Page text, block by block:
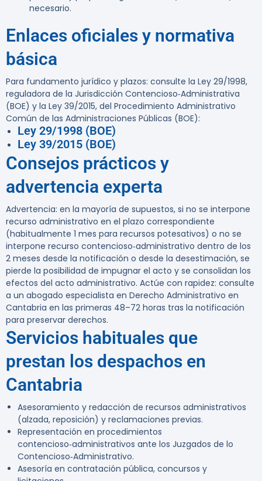
necesario.
Enlaces oficiales y normativa
básica
Para fundamento jurídico y plazos: consulte la Ley 29/1998,
reguladora de la Jurisdicción Contencioso‑Administrativa
(BOE) y la Ley 39/2015, del Procedimiento Administrativo
Común de las Administraciones Públicas (BOE):
Ley 29/1998 (BOE)
Ley 39/2015 (BOE)
Consejos prácticos y
advertencia experta
Advertencia: en la mayoría de supuestos, si no se interpone
recurso administrativo en el plazo correspondiente
(habitualmente 1 mes para recursos potesativos) o no se
interpone recurso contencioso‑administrativo dentro de los
2 meses desde la notificación o desde la desestimación, se
pierde la posibilidad de impugnar el acto y se consolidan los
efectos del acto administrativo. Actúe con rapidez: consulte
a un abogado especialista en Derecho Administrativo en
Cantabria en las primeras 48–72 horas tras la notificación
para preservar derechos.
Servicios habituales que
prestan los despachos en
Cantabria
Asesoramiento y redacción de recursos administrativos
(alzada, reposición) y reclamaciones previas.
Representación en procedimientos
contencioso‑administrativos ante los Juzgados de lo
Contencioso‑Administrativo.
Asesoría en contratación pública, concursos y